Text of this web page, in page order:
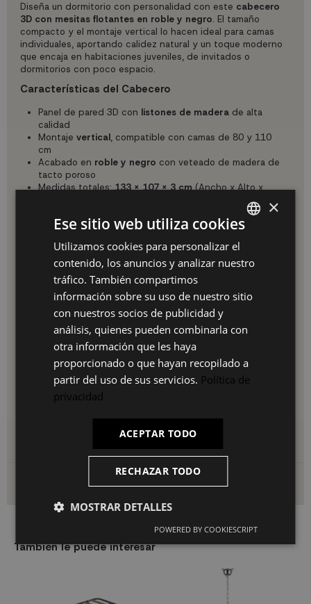
Diseña un dormitorio con personalidad con este cabecero
3D con mesitas flotantes en roble y negro. El tamaño
compacto y el montaje vertical lo hacen ideal para camas
individuales, aportando calidez natural y un toque moderno
que encaja en habitaciones juveniles, de invitados o
dormitorios con poco espacio.
Características del Cabecero
Panel de pared 3D con listones de madera de alta
calidad
Montajevertical, compatible con camas de 80 y 110
cm
Acabado en roble y negro con veteado de madera de
tacto poroso
Medidas totales:133 x 107 x 3 cm(Ancho x Alto x
Estilo nórdico con calidez natural, perfecto para
habitaciones juveniles
Mesitas de Noche Flotantes con Almacenamiento
2 mesitas de noche flotantes incluidas
Fabricadas enmelamina de alta calidad
Medidas de cada mesita:
25 x 22,4 x 34 cm
(Ancho x
Profundo x Alto)
Almacenamiento cómodo y accesible junto a la cama
Acabado roble y negro en armonía perfecta con el
cabecero
Montaje Vertical para Ganar Altura Visual
El montaje vertical potencia la sensación de altura y
amplitud en dormitorios estrechos. Herrajes de instalación
incluidos para un montaje fácil y seguro.
Detalles del producto
Envío y devoluciones
También le puede interesar
SPANISH
ES
PT
×
Ese sitio web utiliza cookies
Utilizamos cookies para personalizar el
contenido, los anuncios y analizar nuestro
tráfico. También compartimos
información sobre su uso de nuestro sitio
con nuestros socios de publicidad y
análisis, quienes pueden combinarla con
otra información que les haya
proporcionado o que hayan recopilado a
partir del uso de sus servicios. Política de
privacidad
ACEPTAR TODO
RECHAZAR TODO
MOSTRAR DETALLES
POWERED BY COOKIESCRIPT